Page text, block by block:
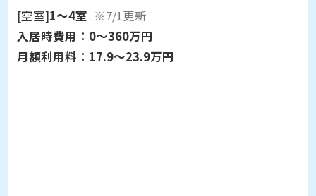
[空室]1～4室 ※7/1更新
入居時費用： 0～360万円
月額利用料： 17.9～23.9万円